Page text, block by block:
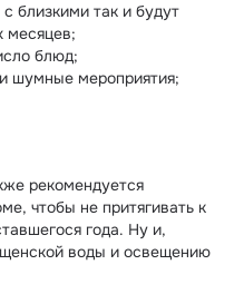
близкими так и будут
месяцев;
блюд;
шумные мероприятия;
рекомендуется
чтобы не притягивать к
года. Ну и,
воды и освещению